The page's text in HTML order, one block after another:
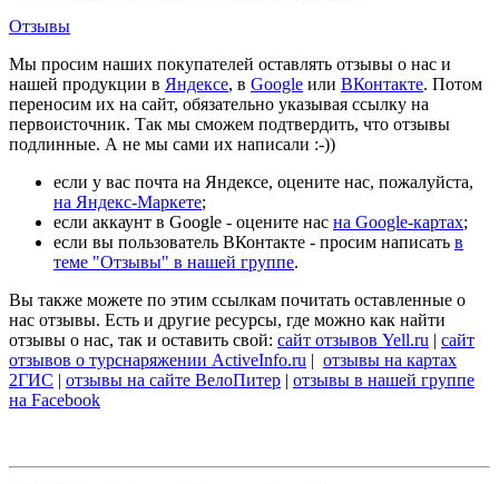
Отзывы
Мы просим наших покупателей оставлять отзывы о нас и
нашей продукции в Яндексе, в Google или ВКонтакте. Потом
переносим их на сайт, обязательно указывая ссылку на
первоисточник. Так мы сможем подтвердить, что отзывы
подлинные. А не мы сами их написали :-))
если у вас почта на Яндексе, оцените нас, пожалуйста,
на Яндекс-Маркете;
если аккаунт в Google - оцените нас на Google-картах;
если вы пользователь ВКонтакте - просим написать в
теме "Отзывы" в нашей группе.
Вы также можете по этим ссылкам почитать оставленные о
нас отзывы. Есть и другие ресурсы, где можно как найти
отзывы о нас, так и оставить свой: сайт отзывов Yell.ru | сайт
отзывов о турснаряжении ActiveInfo.ru | отзывы на картах
2ГИС | отзывы на сайте ВелоПитер | отзывы в нашей группе
на Facebook